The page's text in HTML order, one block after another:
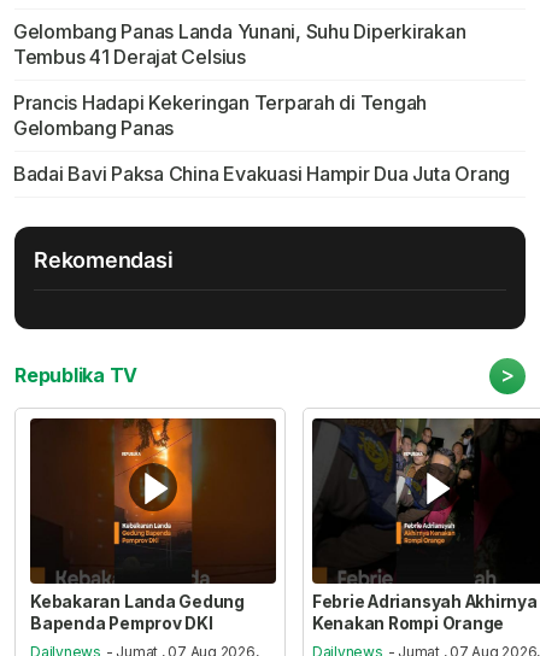
Gelombang Panas Landa Yunani, Suhu Diperkirakan
Tembus 41 Derajat Celsius
Prancis Hadapi Kekeringan Terparah di Tengah
Gelombang Panas
Badai Bavi Paksa China Evakuasi Hampir Dua Juta Orang
Rekomendasi
Republika TV >
Kebakaran Landa Gedung
Bapenda Pemprov DKI
Dailynews - Jumat , 07 Aug 2026,
Febrie Adriansyah Akhirnya
Kenakan Rompi Orange
Dailynews - Jumat , 07 Aug 2026,